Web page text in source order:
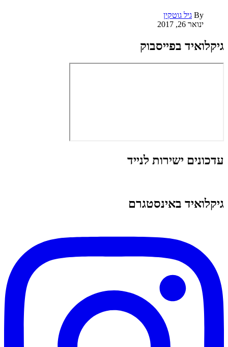
By גיל גוטקין
ינואר 26, 2017
גיקלואיד בפייסבוק
עדכונים ישירות לנייד
גיקלואיד באינסטגרם